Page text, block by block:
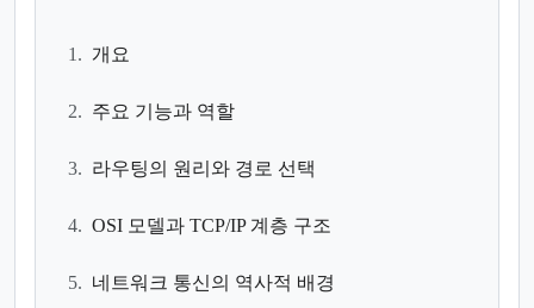
1. 개요
2. 주요 기능과 역할
3. 라우팅의 원리와 경로 선택
4. OSI 모델과 TCP/IP 계층 구조
5. 네트워크 통신의 역사적 배경